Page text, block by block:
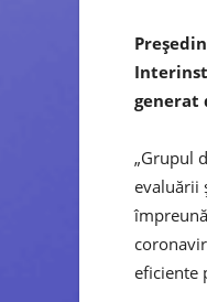
generat
„Grupul
evaluării
eficiente